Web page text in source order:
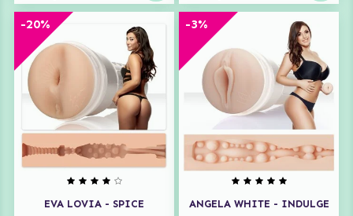
-20%
EVA LOVIA - SPICE
-3%
ANGELA WHITE - INDULGE